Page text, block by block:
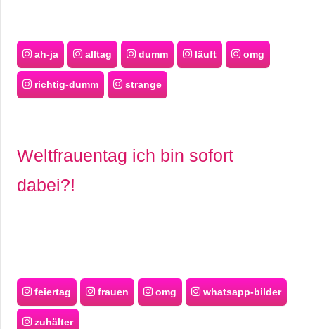
ah-ja alltag dumm läuft omg
richtig-dumm strange
Weltfrauentag ich bin sofort
dabei?!
feiertag frauen omg whatsapp-bilder
zuhälter